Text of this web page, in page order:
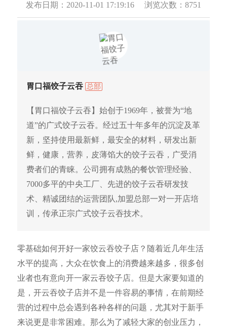
发布日期： 2020-11-01 17:19:16 浏览次数： 8751
胃口福饺子云吞 总部
【胃口福饺子云吞】始创于1969年，被誉为“地
道”的广式饺子云吞。经过五十年多年的沉淀及革
新，坚持使用最新鲜，最安全的材料，研发出新
鲜，健康，营养，皮薄馅大的饺子云吞，广受消
费者们的青睐。公司拥有成熟的餐饮管理经验、
7000多平的中央工厂、先进的饺子云吞研发技
术、精诚团结的运营团队,加盟总部一对一开店培
训，传承正宗广式饺子云吞技术。
零基础如何开好一家饺云吞饺子店？随着近几年生活
水平的提高，大众在饮食上的消费越来越多，很多创
业者也有意向开一家云吞饺子店。但是大家要知道的
是，开云吞饺子店并不是一件容易的事情，在前期经
营的过程中总会遇到各种各样的问题，尤其对于新手
来说更是非常困难。那么为了减轻大家的创业压力，